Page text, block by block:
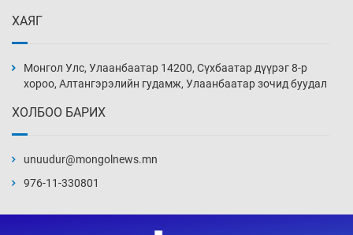
Уржигдар 13 цаг 30 мин
Уржигдар 13 цаг 00 мин
ХАЯГ
Монгол Улс, Улаанбаатар 14200, Сүхбаатар дүүрэг 8-р
хороо, Алтангэрэлийн гудамж, Улаанбаатар зочид буудал
ХОЛБОО БАРИХ
unuudur@mongolnews.mn
976-11-330801